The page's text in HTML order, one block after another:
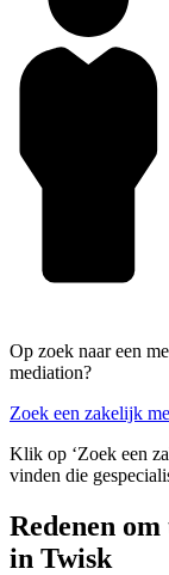
Op zoek naar een
mediation?
Zoek een zakelijk
Klik op ‘Zoek een
vinden die
Redenen
in Twisk